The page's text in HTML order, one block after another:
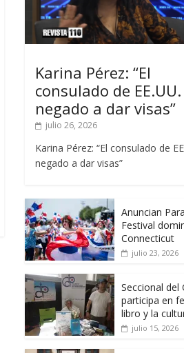
Karina Pérez: “El
consulado de
negado a dar visas”
julio 26, 2026
Karina Pérez: “El consulado de
negado a dar visas”
Anuncian
Festival
Connecticut
julio 23, 2026
Seccional del
participa en
libro y la
julio 15, 2026